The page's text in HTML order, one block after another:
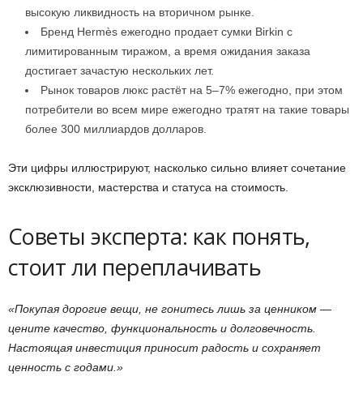
высокую ликвидность на вторичном рынке.
Бренд Hermès ежегодно продает сумки Birkin с
лимитированным тиражом, а время ожидания заказа
достигает зачастую нескольких лет.
Рынок товаров люкс растёт на 5–7% ежегодно, при этом
потребители во всем мире ежегодно тратят на такие товары
более 300 миллиардов долларов.
Эти цифры иллюстрируют, насколько сильно влияет сочетание
эксклюзивности, мастерства и статуса на стоимость.
Советы эксперта: как понять,
стоит ли переплачивать
«Покупая дорогие вещи, не гонитесь лишь за ценником —
цените качество, функциональность и долговечность.
Настоящая инвестиция приносит радость и сохраняет
ценность с годами.»